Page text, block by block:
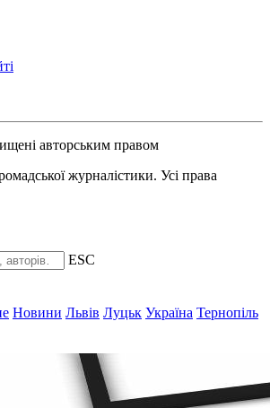
авторським правом
журналістики. Усі права
ESC
Новини Львів Луцьк Україна Тернопіль